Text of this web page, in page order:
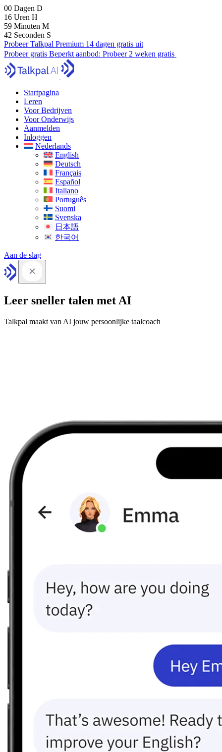
00 Dagen D
16 Uren H
59 Minuten M
41 Seconden S
Probeer Talkpal Premium 14 dagen gratis uit
Probeer gratis Beperkt aanbod: Probeer 2 weken gratis
Startpagina
Leren
Voor Bedrijven
Voor Onderwijs
Aanmelden
Inloggen
Nederlands
English
Deutsch
Français
Español
Italiano
Português
Suomi
Svenska
日本語
한국어
Aan de slag
Leer sneller talen met AI
Talkpal maakt van AI jouw persoonlijke taalcoach